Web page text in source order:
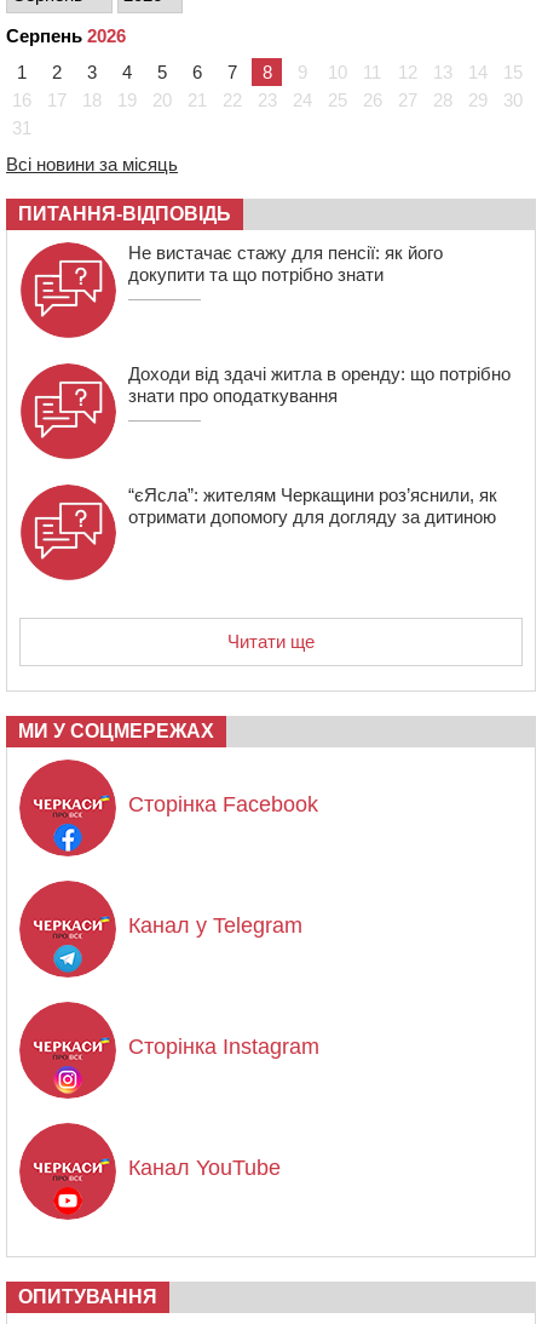
15:39 На честь загиблого захисника і чемпіона світу в
Черкасах відкрили спортивно-реабілітаційний центр
15:05
На Звенигородщині, попри заборону міськради,
проведуть “Ше.Fest”
14:31
зерна нового врожаю
13:40 На Кам’янщині сталася масштабна пожежа
сміттєзвалища
Серпень 2026
1
2 3 4 5 6 7 8 9 10 11 12 13 14
15
16
17 18 19 20 21 22 23 24 25 26 27 28 29
30
31
Всі новини за місяць
ПИТАННЯ-ВІДПОВІДЬ
Не вистачає стажу для пенсії: як його
докупити та що потрібно знати
Доходи від здачі житла в оренду: що потрібно
знати про оподаткування
“єЯсла”: жителям Черкащини роз’яснили, як
отримати допомогу для догляду за дитиною
Читати ще
МИ У СОЦМЕРЕЖАХ
Сторінка Facebook
Канал у Telegram
Сторінка Instagram
Канал YouTube
ОПИТУВАННЯ